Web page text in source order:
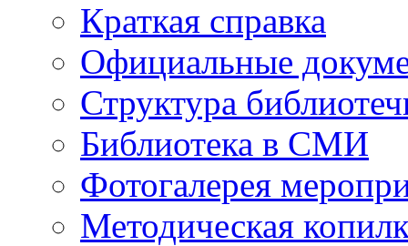
Краткая справка
Официальные
Структура
Библиотека в СМИ
Фотогалерея
Методическая